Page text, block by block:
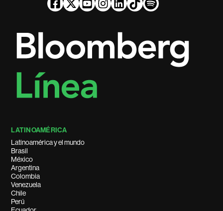
LATINOAMÉRICA
Latinoamérica y el mundo
Brasil
México
Argentina
Colombia
Venezuela
Chile
Perú